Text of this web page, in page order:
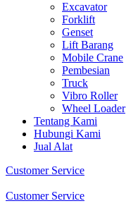
Excavator
Forklift
Genset
Lift Barang
Mobile Crane
Pembesian
Truck
Vibro Roller
Wheel Loader
Tentang Kami
Hubungi Kami
Jual Alat
Customer Service
Customer Service